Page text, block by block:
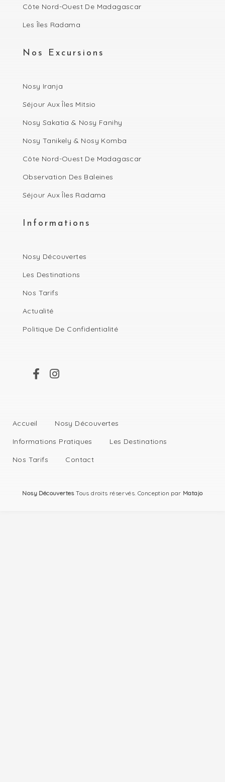
Côte Nord-Ouest De Madagascar
Les Îles Radama
Nos Excursions
Nosy Iranja
Séjour Aux Îles Mitsio
Nosy Sakatia & Nosy Fanihy
Nosy Tanikely & Nosy Komba
Côte Nord-Ouest De Madagascar
Observation Des Baleines
Séjour Aux Îles Radama
Informations
Nosy Découvertes
Les Destinations
Nos Tarifs
Actualité
Politique De Confidentialité
Accueil
Nosy Découvertes
Informations Pratiques
Les Destinations
Nos Tarifs
Contact
Nosy DécouvertesTous droits réservés. Conception par Matajo